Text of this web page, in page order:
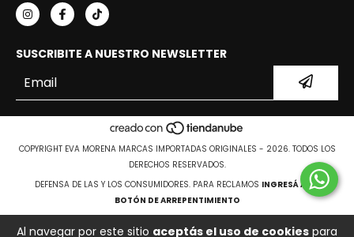
Al navegar por este sitio aceptás el uso de cookies para
SUSCRIBITE A NUESTRO NEWSLETTER
COPYRIGHT EVA MORENA MARCAS IMPORTADAS ORIGINALES - 2026. TODOS LOS
DERECHOS RESERVADOS.
DEFENSA DE LAS Y LOS CONSUMIDORES. PARA RECLAMOS INGRESÁ ACÁ.
BOTÓN DE ARREPENTIMIENTO